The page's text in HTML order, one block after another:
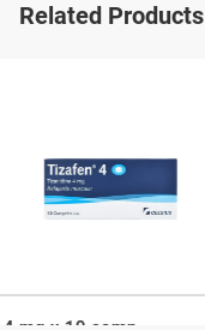
Related Products